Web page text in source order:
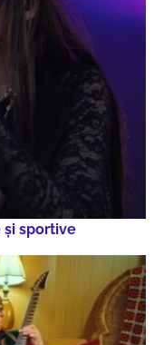
sportive